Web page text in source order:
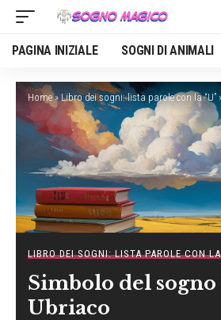
PAGINA INIZIALE SOGNI DI ANIMALI
Home»Libro dei sogni: lista parole con la “U”
LIBRO DEI SOGNI: LISTA PAROLE CON
Simbolo del
Ubriaco